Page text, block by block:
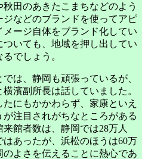
田のあきたこまちなどのよう
などのブランドを使ってアピ
ージ自体をブランド化してい
ついても、地域を押し出してい
でしょう。
は、静岡も頑張っているが、
濱副所長は話していました。
にもかかわらず、家康といえ
注目されがちなところがある
館者数は、静岡では28万人
あったが、浜松のほうは60万
よさを伝えることに熱心であ